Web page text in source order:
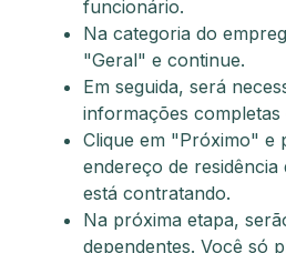
funcionário.
Na categoria do
"Geral" e continue.
Em seguida, será
informações
Clique em "Próximo" e
endereço de residência
está contratando.
Na próxima etapa,
dependentes. Você só